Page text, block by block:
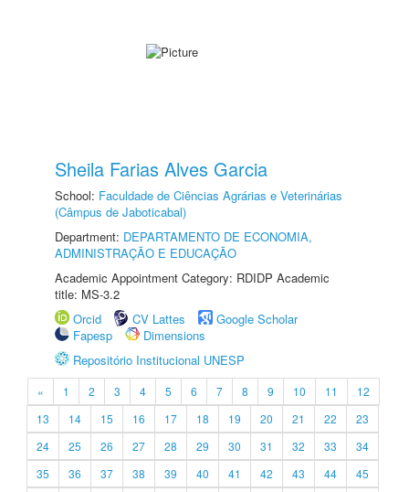
Sheila Farias Alves Garcia
School: Faculdade de Ciências Agrárias e Veterinárias
(Câmpus de Jaboticabal)
Department: DEPARTAMENTO DE ECONOMIA,
ADMINISTRAÇÃO E EDUCAÇÃO
Academic Appointment Category: RDIDP Academic
title: MS-3.2
Orcid
CV Lattes
Google Scholar
Fapesp
Dimensions
Repositório Institucional UNESP
« 1 2 3 4 5 6 7 8 9 10 11
12
13
14 15 16 17 18 19 20 21 22
23
24
25 26 27 28 29 30 31 32 33
34
35
36 37 38 39 40 41 42 43 44
45